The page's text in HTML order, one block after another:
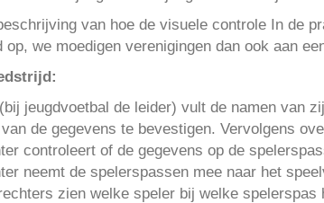
van hoe de visuele controle In de
we moedigen verenigingen dan ook aan
jeugdvoetbal de leider) vult de namen van
de gegevens te bevestigen. Vervolgens
controleert of de gegevens op de
neemt de spelerspassen mee naar het
zien welke speler bij welke spelerspas